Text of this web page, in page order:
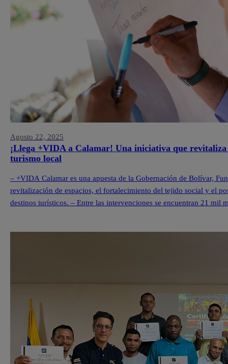
Agosto 22, 2025
¡Llega +VIDA a Calamar! Una iniciativa que
turismo local
– +VIDA Calamar es una apuesta de la Gobernación de Bolívar,
revitalización de espacios, el fortalecimiento del tejido social y el
destinos turísticos. – Entre las intervenciones se encuentran 21 mil